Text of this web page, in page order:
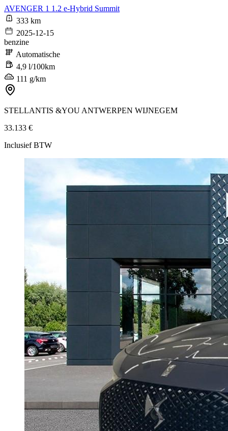
AVENGER 1 1.2 e-Hybrid Summit
333 km
2025-12-15
benzine
Automatische
4,9 l/100km
111 g/km
STELLANTIS &YOU ANTWERPEN WIJNEGEM
33.133 €
Inclusief BTW